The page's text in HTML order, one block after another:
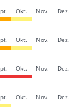
Okt. Nov. Dez.
Okt. Nov. Dez.
Okt. Nov. Dez.
Okt. Nov. Dez.